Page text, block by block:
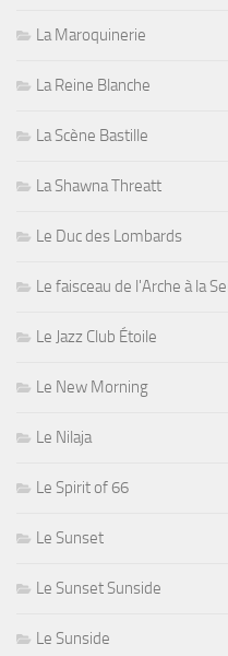
La Maroquinerie
La Reine Blanche
La Scène Bastille
La Shawna Threatt
Le Duc des Lombards
Le faisceau de l'Arche à la
Le Jazz Club Étoile
Le New Morning
Le Nilaja
Le Spirit of 66
Le Sunset
Le Sunset Sunside
Le Sunside